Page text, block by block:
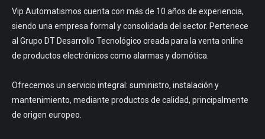
Vip Automatismos cuenta con más de 10 años de experiencia,
siendo una empresa formal y consolidada del sector. Pertenece
al Grupo DT Desarrollo Tecnológico creada para la venta online
de productos electrónicos como alarmas y domótica.
Ofrecemos un servicio integral: suministro, instalación y
mantenimiento, mediante productos de calidad, principalmente
de origen europeo.